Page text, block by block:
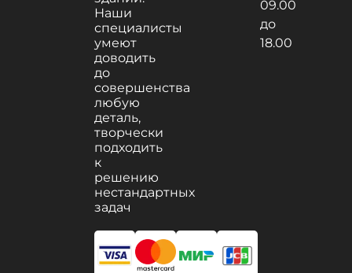
Наши
специалисты
умеют
доводить
до
совершенства
любую
деталь,
творчески
подходить
к
решению
нестандартных
задач
09.00
до
18.00